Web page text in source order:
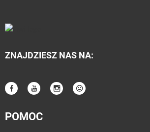
ZNAJDZIESZ NAS NA:
POMOC